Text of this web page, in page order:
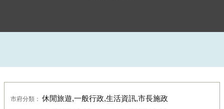
市府分類： 休閒旅遊,一般行政,生活資訊,市長施政